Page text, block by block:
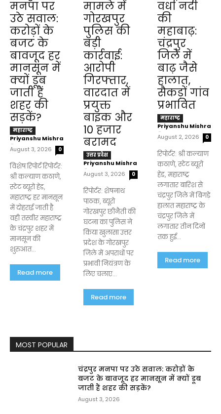
मनपा पर
उठे सवाल:
करोड़ों के
बजट के
बावजूद हर
मानसून में
क्यों डूब
जाती हैं
शहर की
सड़कें?
महाराष्ट्र
Priyanshu Mishra
-
August 3, 2026 0
विशेष रिपोर्ट रिपोर्टर:
श्री कल्याण कठाणे,
स्टेट ब्यूरो हेड,
महाराष्ट्र हर मानसून
में दोहराई जाती है
वही तस्वीर महाराष्ट्र
के चंद्रपुर शहर में
मानसून की
शुरुआत...
Read more
मामले में
गोरखपुर
पुलिस की
बड़ी
कार्रवाई:
आरोपी
गिरफ्तार,
वारदात में
प्रयुक्त
बाइक और
₹10 हजार
बरामद
उत्तर प्रदेश
Priyanshu Mishra
-
August 3, 2026 0
रिपोर्टर: शेषनाथ
पाठक, ब्यूरो
गोरखपुर छीनैती की
घटना का पुलिस ने
किया खुलासा उत्तर
प्रदेश के गोरखपुर
जिले में अपराधों पर
प्रभावी नियंत्रण के
लिए चलाए...
Read more
वर्धा नदी
की
महाबाढ़:
चंद्रपुर
जिले में
बाढ़ जैसे
हालात,
सैकड़ों गांव
प्रभावित
महाराष्ट्र
Priyanshu Mishra
-
August 2, 2026 0
रिपोर्टर: श्री कल्याण
कठाणे, स्टेट ब्यूरो
हेड, महाराष्ट्र
लगातार बारिश से
चंद्रपुर जिले में बिगड़े
हालात महाराष्ट्र के
चंद्रपुर जिले में
लगातार तीन दिनों
तक हुई...
Read more
MOST POPULAR
चंद्रपुर मनपा पर उठे सवाल: करोड़ों के
बजट के बावजूद हर मानसून में क्यों डूब
जाती हैं शहर की सड़कें?
August 3, 2026